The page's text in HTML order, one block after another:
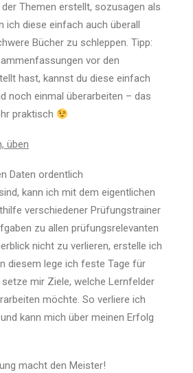
Themen erstellt, sozusagen als
ich diese einfach auch überall
Bücher zu schleppen. Tipp:
vor den
hast, kannst du diese einfach
noch einmal überarbeiten – das
praktisch
üben
Daten ordentlich
kann ich mit dem eigentlichen
verschiedener Prüfungstrainer
zu allen prüfungsrelevanten
nicht zu verlieren, erstelle ich
diesem lege ich feste Tage für
mir Ziele, welche Lernfelder
möchte. So verliere ich
kann mich über meinen Erfolg
macht den Meister!